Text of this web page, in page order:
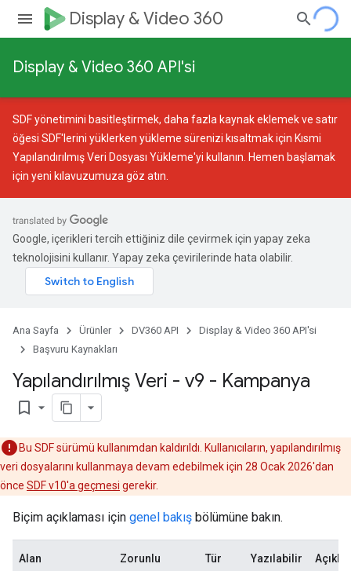
Display & Video 360
Display & Video 360 API'si
SDF yönetimini basitleştirmek, daha fazla kaynak eklemek ve satır
öğesi SDF'lerini yüklerken yükleme sürenizi kısaltmak için Kısmi
Yapılandırılmış Veri Dosyası Yükleme'yi kullanın. Hemen başlamak
için yeni kılavuzumuza göz atın.
Google, içerikleri tercih ettiğiniz dile çevirmek için yapay zeka
teknolojisini kullanır. Yapay zeka çevirilerinde hata olabilir.
Ana Sayfa Ürünler DV360 API
Display & Video 360 API'si
Başvuru Kaynakları
Yapılandırılmış Veri - v9 - Kampanya
bookmark_border
Bu SDF sürümü kullanımdan kaldırıldı. Kullanıcıların, yapılandırılmış
veri dosyalarını kullanmaya devam edebilmek için 28 Ocak 2026'dan
önce SDF v10'a geçmesi gerekir.
Biçim açıklaması için genel bakış bölümüne bakın.
Alan Zorunlu Tür Yazılabilir